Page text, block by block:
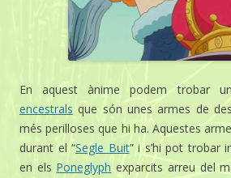
En aquest ànime podem trobar
encestrals que són unes armes de
més perilloses que hi ha. Aquestes
durant el “Segle Buit” i s’hi pot trobar
en els Poneglyph exparcits arreu del